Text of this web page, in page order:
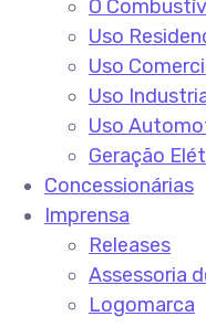
O
Uso
Uso
Uso
Uso
Geração
Concessionárias
Imprensa
Releases
Assessoria
Logomarca